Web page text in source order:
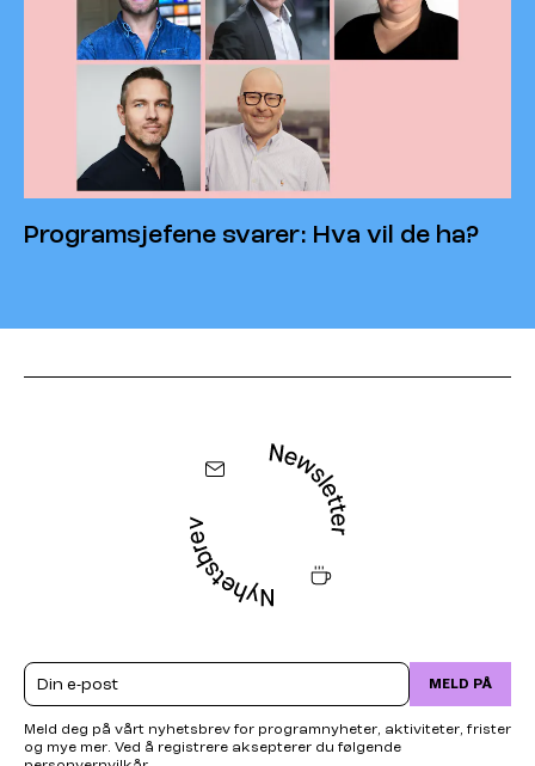
Programsjefene svarer: Hva vil de ha?
Email MELD PÅ
Meld deg på vårt nyhetsbrev for programnyheter, aktiviteter, frister
og mye mer. Ved å registrere aksepterer du følgende